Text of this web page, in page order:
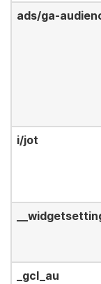
ads/ga-
i/jot
_gcl_au